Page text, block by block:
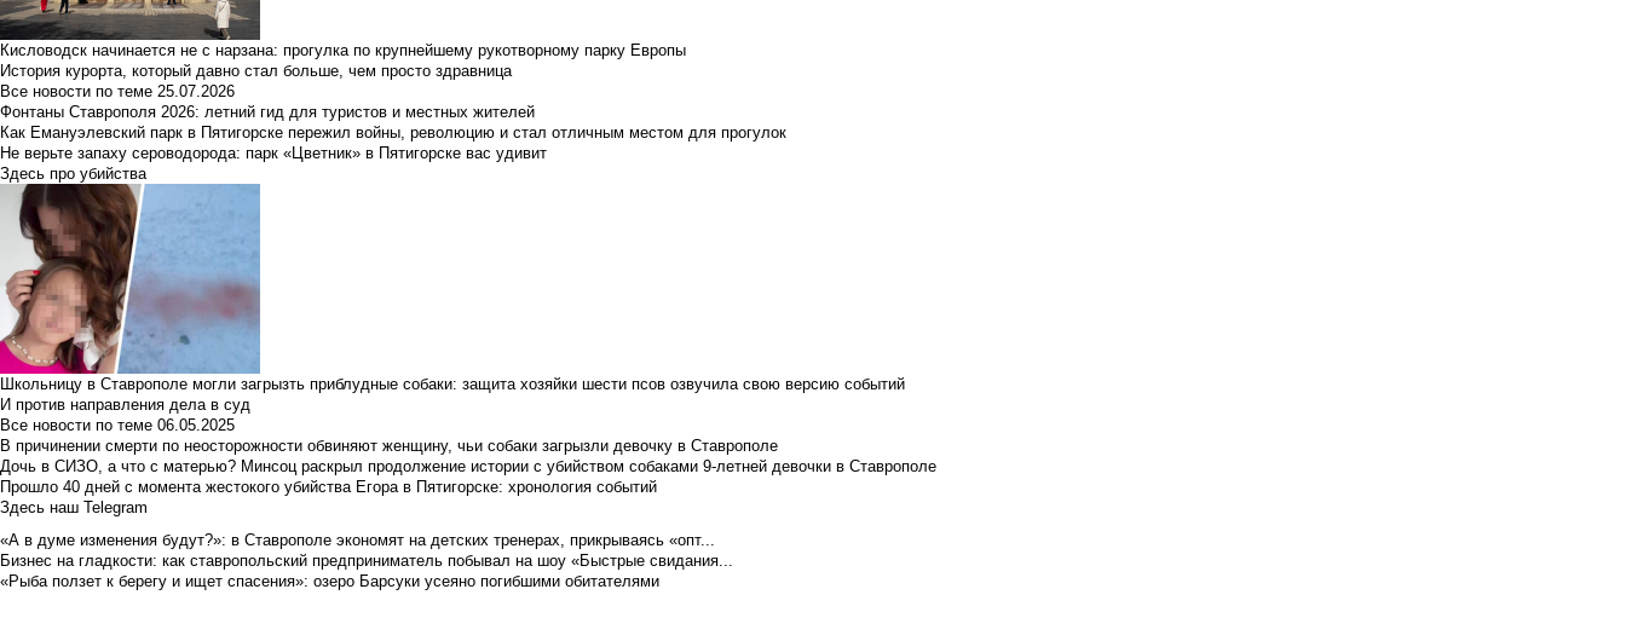
Кисловодск начинается не с нарзана: прогулка по крупнейшему рукотворному парку Европы
История курорта, который давно стал больше, чем просто здравница
Все новости по теме 25.07.2026
Фонтаны Ставрополя 2026: летний гид для туристов и местных жителей
Как Емануэлевский парк в Пятигорске пережил войны, революцию и стал отличным местом для прогулок
Не верьте запаху сероводорода: парк «Цветник» в Пятигорске вас удивит
Здесь про убийства
Школьницу в Ставрополе могли загрызть приблудные собаки: защита хозяйки шести псов озвучила свою версию событий
И против направления дела в суд
Все новости по теме 06.05.2025
В причинении смерти по неосторожности обвиняют женщину, чьи собаки загрызли девочку в Ставрополе
Дочь в СИЗО, а что с матерью? Минсоц раскрыл продолжение истории с убийством собаками 9-летней девочки в Ставрополе
Прошло 40 дней с момента жестокого убийства Егора в Пятигорске: хронология событий
Здесь наш Telegram
«А в думе изменения будут?»: в Ставрополе экономят на детских тренерах, прикрываясь «опт...
Бизнес на гладкости: как ставропольский предприниматель побывал на шоу «Быстрые свидания...
«Рыба ползет к берегу и ищет спасения»: озеро Барсуки усеяно погибшими обитателями